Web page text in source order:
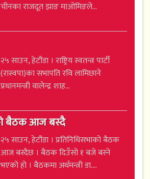
चीनका राजदूत झाङ माओमिङले...
२५ साउन, हेटौंडा । राष्ट्रिय स्वतन्त्र पार्टी
(रास्वपा)का सभापति रवि लामिछाने
प्रधानमन्त्री वालेन्द्र शाह...
बैठक आज बस्दै
२५ साउन, हेटौंडा । प्रतिनिधिसभाको बैठक
आज बस्दैछ । बैठक दिउँसो १ बजे बस्ने
भएको हो । बैठकमा अर्थमन्त्री डा....